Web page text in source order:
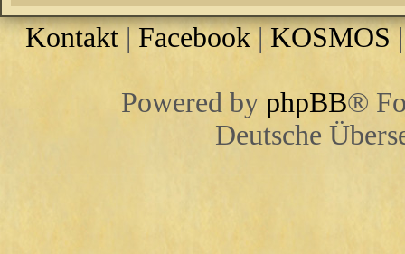
Kontakt | Facebook| KOSMOS
Powered by phpBB®
Deutsche